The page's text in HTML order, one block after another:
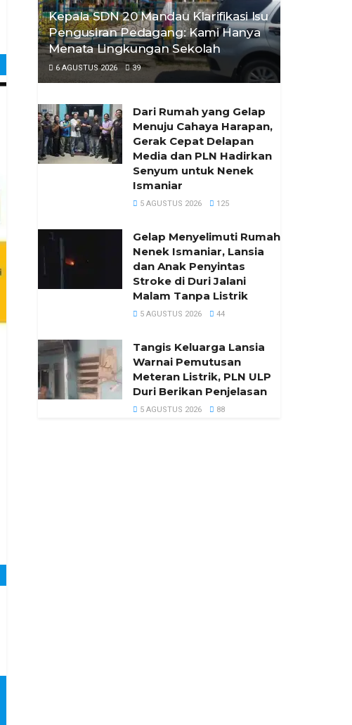
Kepala SDN 20 Mandau Klarifikasi Isu
Pengusiran Pedagang: Kami Hanya
Menata Lingkungan Sekolah
6 AGUSTUS 2026 39
Dari Rumah yang Gelap
Menuju Cahaya Harapan,
Gerak Cepat Delapan
Media dan PLN Hadirkan
Senyum untuk Nenek
Ismaniar
5 AGUSTUS 2026 125
Gelap Menyelimuti Rumah
Nenek Ismaniar, Lansia
dan Anak Penyintas
Stroke di Duri Jalani
Malam Tanpa Listrik
5 AGUSTUS 2026 44
Tangis Keluarga Lansia
Warnai Pemutusan
Meteran Listrik, PLN ULP
Duri Berikan Penjelasan
5 AGUSTUS 2026 88